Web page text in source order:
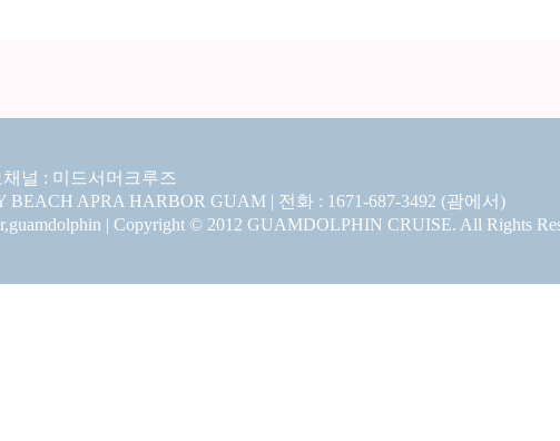
널 : 미드서머크루즈
BEACH APRA HARBOR GUAM | 전화 : 1671-687-3492 (괌에서)
| Copyright © 2012 GUAMDOLPHIN CRUISE. All Rights